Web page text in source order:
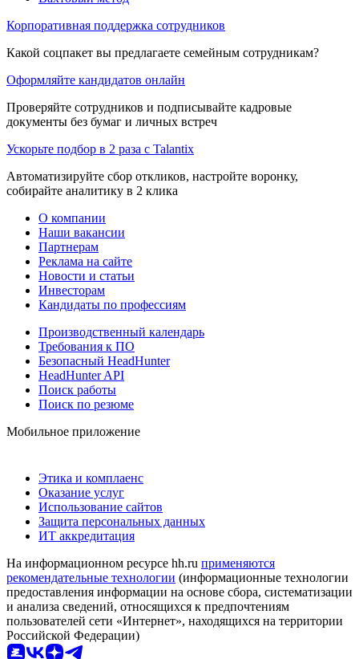
Корпоративная поддержка сотрудников
Какой соцпакет вы предлагаете семейным сотрудникам?
Оформляйте кандидатов онлайн
Проверяйте сотрудников и подписывайте кадровые
документы без бумаг и личных встреч
Ускорьте подбор в 2 раза с Talantix
Автоматизируйте сбор откликов, настройте воронку,
собирайте аналитику в 2 клика
О компании
Наши вакансии
Партнерам
Реклама на сайте
Новости и статьи
Инвесторам
Кандидаты по профессиям
Производственный календарь
Требования к ПО
Безопасный HeadHunter
HeadHunter API
Поиск работы
Поиск по резюме
Мобильное приложение
Этика и комплаенс
Оказание услуг
Использование сайтов
Защита персональных данных
ИТ аккредитация
На информационном ресурсе hh.ru применяются
рекомендательные технологии (информационные технологии
предоставления информации на основе сбора, систематизации
и анализа сведений, относящихся к предпочтениям
пользователей сети «Интернет», находящихся на территории
Российской Федерации)